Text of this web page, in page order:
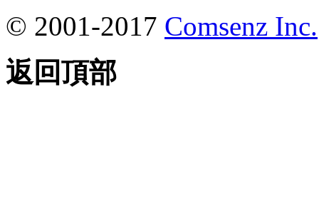
© 2001-2017 Comsenz Inc.
返回頂部